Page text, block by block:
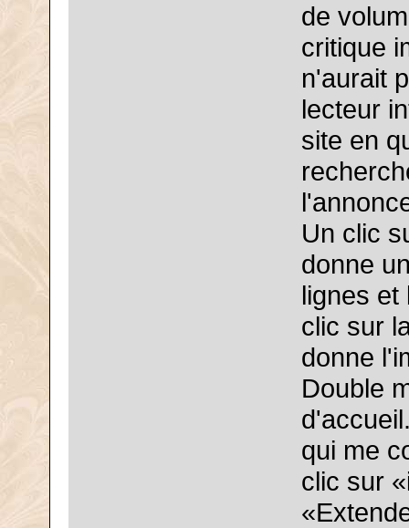
de
critique
n'aurait
lecteur
site en
Un clic
donne
lignes et
clic sur
donne
Double
qui me
clic sur